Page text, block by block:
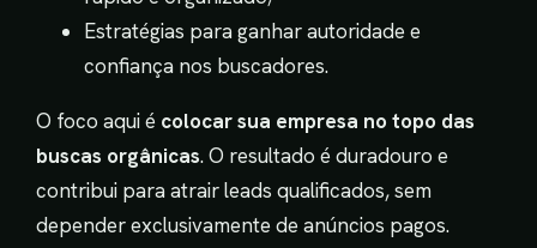
Estratégias para ganhar autoridade e
confiança nos buscadores.
O foco aqui é colocar sua empresa no topo das
buscas orgânicas. O resultado é duradouro e
contribui para atrair leads qualificados, sem
depender exclusivamente de anúncios pagos.